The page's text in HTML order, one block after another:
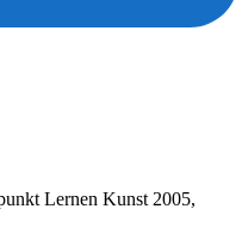
Lernen Kunst 2005,